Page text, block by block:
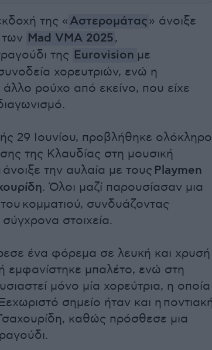
της « Αστερομάτας» άνοιξε
Mad VMA 2025,
της Eurovision με
χορευτριών, ενώ η
ρούχο από εκείνο, που είχε
29 Ιουνίου, προβλήθηκε ολόκληρο
της Κλαυδίας στη μουσική
άνοιξε την αυλαία με τους Playmen
. Όλοι μαζί παρουσίασαν μια
κομματιού, συνδυάζοντας
στοιχεία.
ένα φόρεμα σε λευκή και χρυσή
εμφανίστηκε μπαλέτο, ενώ στη
μόνο μία χορεύτρια, η οποία
σημείο ήταν και η
καθώς πρόσθεσε μια